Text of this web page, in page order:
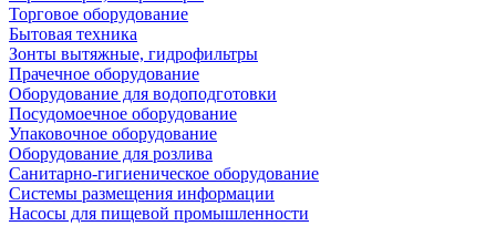
Торговое оборудование
Бытовая техника
Зонты вытяжные, гидрофильтры
Прачечное оборудование
Оборудование для водоподготовки
Посудомоечное оборудование
Упаковочное оборудование
Оборудование для розлива
Санитарно-гигиеническое оборудование
Системы размещения информации
Насосы для пищевой промышленности